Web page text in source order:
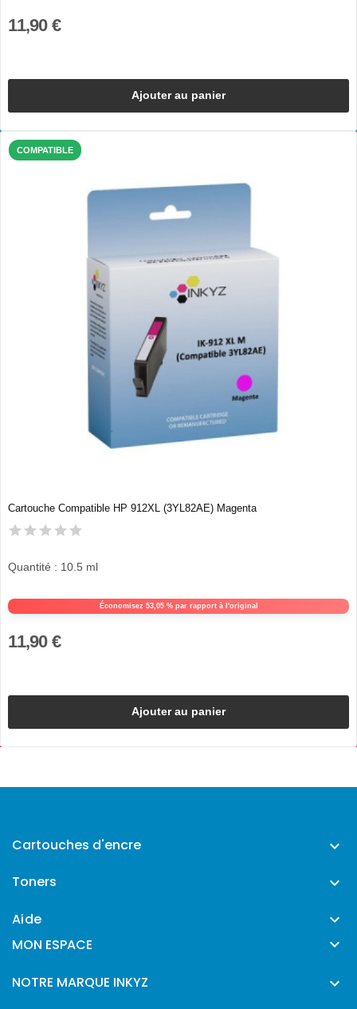
11,90 €
Ajouter au panier
COMPATIBLE
Cartouche Compatible HP 912XL (3YL82AE) Magenta
Économisez 53,05 % par rapport à l'original
Quantité : 10.5 ml
11,90 €
Ajouter au panier
Cartouches d'encre 
Toners 
Aide 
MON ESPACE 
NOTRE MARQUE INKYZ 